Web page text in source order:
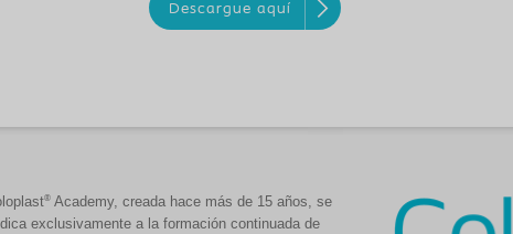
Descargue aquí
® Academy, creada hace más de 15 años, se
exclusivamente a la formación continuada de